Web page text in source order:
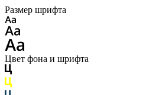
Размер шрифта
Цвет фона и шрифта